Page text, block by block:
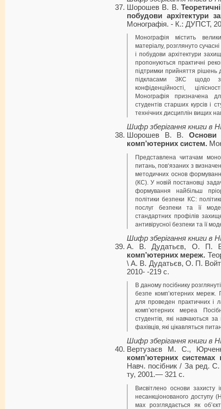
Шорошев В. В.
побудови архітектури
Монографія. - К.: ДУПСТ,
Монографія містить
матеріалу, розглянуто сучасні
і побудови архітектури
пропонуються практичні
підтримки прийняття рішень
підкласами ЗКС щодо
конфіденційності,
Монографія призначена
студентів старших курсів і
технічних дисциплін вищих
Шифр зберігання книги в
Шорошев В. В. Основи
комп’ютерних систем.
Представлена читачам
питань, пов‘язаних з
методичних основ
(КС). У новій постановці
формування найбільш
політики безпеки КС:
послуг безпеки та її
стандартних профілів
антивірусної безпеки та її
Шифр зберігання книги в
А. В. Дудатьєв, О. П.
комп’ютерних мереж.
\ А. В. Дудатьєв, О. П.
2010- -219 с.
В даному посібнику
безпе комп’ютерних мереж.
для проведен практичних і
комп’ютерних мереа
студентів, які навчаються
фахівців, які цікавляться
Шифр зберігання книги в
Вертузаєв M. C.,
комп’ютерних системах
Навч. посібник / За ред.
ту, 2001.— 321 с.
Висвітлено основи захисту
несанкціонованого до­ступу
мах розглядається як